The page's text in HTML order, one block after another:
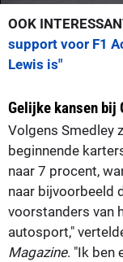
OOK
support voor F1
Lewis is"
Gelijke kansen bij
Volgens Smedley
beginnende
naar 7 procent,
naar bijvoorbeeld
voorstanders van
autosport,"
Magazine. "Ik ben